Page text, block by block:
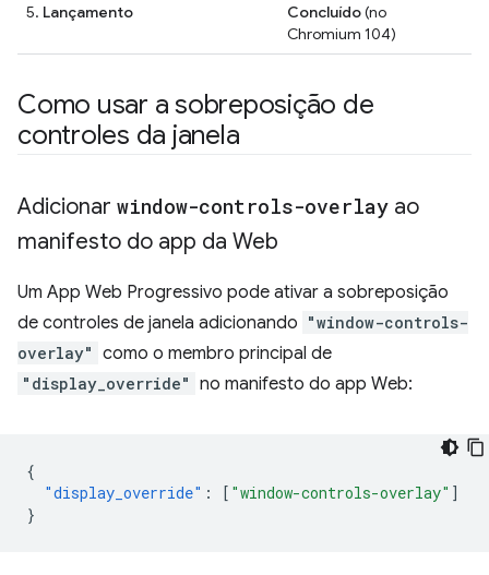
5. Lançamento Concluído(no
Chromium 104)
Como usar a sobreposição de
controles da janela
Adicionar window-controls-overlay ao
manifesto do app da Web
Um App Web Progressivo pode ativar a sobreposição
de controles de janela adicionando "window-controls-
overlay" como o membro principal de
"display_override" no manifesto do app Web:
{
"display_override" : [ "window-controls-overlay" ]
}